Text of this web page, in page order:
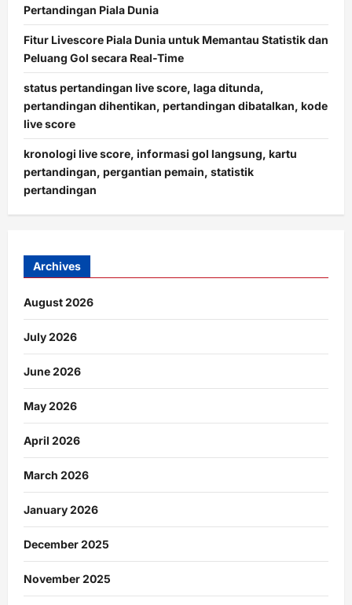
Pertandingan Piala Dunia
Fitur Livescore Piala Dunia untuk Memantau Statistik dan
Peluang Gol secara Real-Time
status pertandingan live score, laga ditunda,
pertandingan dihentikan, pertandingan dibatalkan, kode
live score
kronologi live score, informasi gol langsung, kartu
pertandingan, pergantian pemain, statistik
pertandingan
Archives
August 2026
July 2026
June 2026
May 2026
April 2026
March 2026
January 2026
December 2025
November 2025